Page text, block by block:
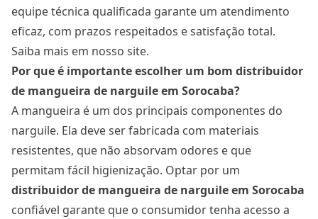
equipe técnica qualificada garante um atendimento
eficaz, com prazos respeitados e satisfação total.
Saiba mais em nosso site.
Por que é importante escolher um bom distribuidor
de mangueira de narguile em Sorocaba?
A mangueira é um dos principais componentes do
narguile. Ela deve ser fabricada com materiais
resistentes, que não absorvam odores e que
permitam fácil higienização. Optar por um
distribuidor de mangueira de narguileem Sorocaba
confiável garante que o consumidor tenha acesso a